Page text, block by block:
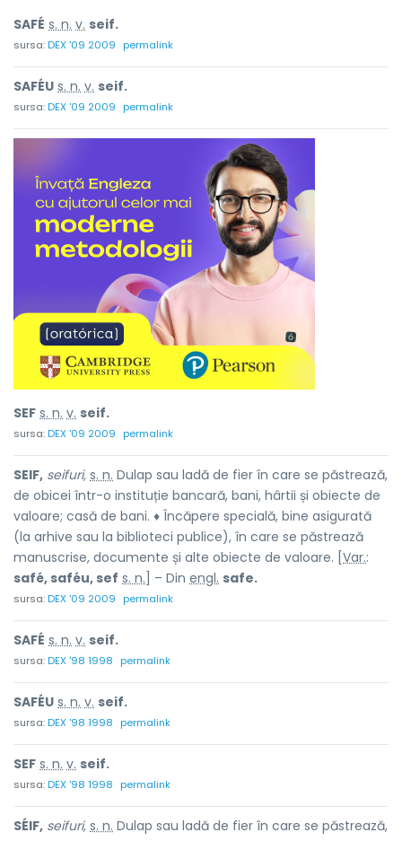
SAFÉ s. n. v. seif.
sursa:DEX '09 2009 permalink
SAFÉU s. n. v. seif.
sursa:DEX '09 2009 permalink
SEF s. n. v. seif.
sursa:DEX '09 2009 permalink
SEIF, seifuri, s. n. Dulap sau ladă de fier în care se păstrează,
de obicei într-o instituție bancară, bani, hârtii și obiecte de
valoare; casă de bani. ♦ Încăpere specială, bine asigurată
(la arhive sau la biblioteci publice), în care se păstrează
manuscrise, documente și alte obiecte de valoare. [ Var.:
safé, saféu, sef s. n. ] – Din engl. safe.
sursa:DEX '09 2009 permalink
SAFÉ s. n. v. seif.
sursa:DEX '98 1998 permalink
SAFÉU s. n. v. seif.
sursa:DEX '98 1998 permalink
SEF s. n. v. seif.
sursa:DEX '98 1998 permalink
SÉIF, seifuri, s. n. Dulap sau ladă de fier în care se păstrează,